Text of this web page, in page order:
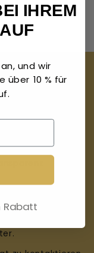
an natürliche
Ergebnisse.
IHREM
und wir
über 10 % für
Rabatt